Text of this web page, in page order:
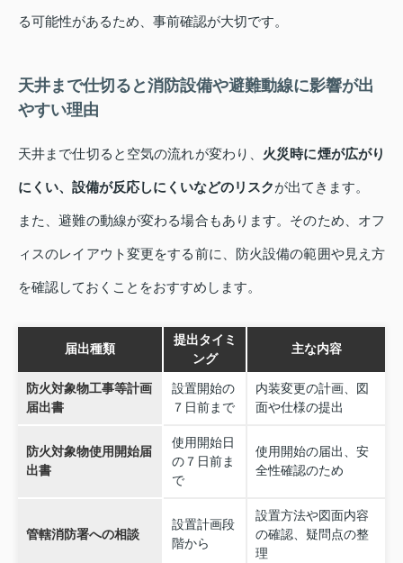
る可能性があるため、事前確認が大切です。
天井まで仕切ると消防設備や避難動線に影響が出
やすい理由
天井まで仕切ると空気の流れが変わり、 火災時に煙が広がり
にくい、設備が反応しにくいなどのリスクが出てきます。
また、避難の動線が変わる場合もあります。そのため、オフ
ィスのレイアウト変更をする前に、防火設備の範囲や見え方
を確認しておくことをおすすめします。
届出種類
提出タイミ
ング
主な内容
防火対象物工事等計画
届出書
設置開始の
７日前まで
内装変更の計画、図
面や仕様の提出
防火対象物使用開始届
出書
使用開始日
の７日前ま
で
使用開始の届出、安
全性確認のため
管轄消防署への相談
設置計画段
階から
設置方法や図面内容
の確認、疑問点の整
理